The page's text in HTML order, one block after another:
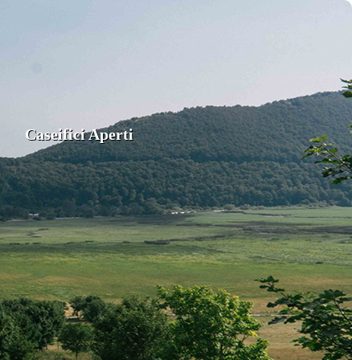
Caseifici Aperti